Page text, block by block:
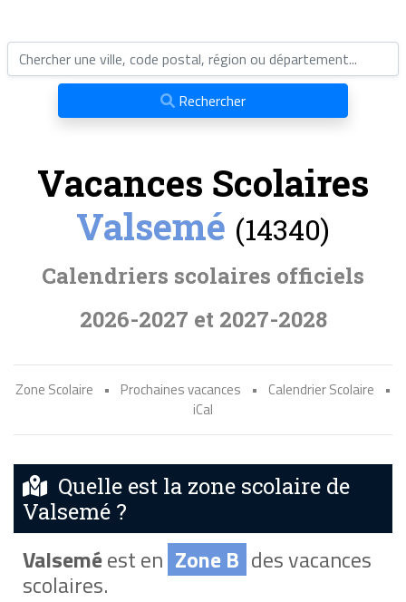
Rechercher
Vacances Scolaires
Valsemé (14340)
Calendriers scolaires officiels
2026-2027 et 2027-2028
Zone Scolaire • Prochaines vacances • Calendrier Scolaire
•
iCal
Quelle est la zone scolaire de
Valsemé ?
Valseméest en Zone B des vacances
scolaires.